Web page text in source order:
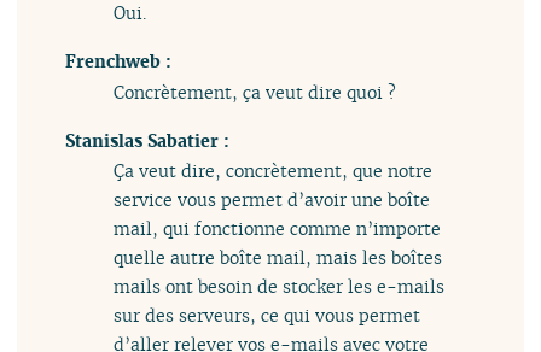
Oui.
Frenchweb :
Concrètement, ça veut dire quoi ?
Stanislas Sabatier :
Ça veut dire, concrètement, que notre
service vous permet d’avoir une boîte
mail, qui fonctionne comme n’importe
quelle autre boîte mail, mais les boîtes
mails ont besoin de stocker les e-mails
sur des serveurs, ce qui vous permet
d’aller relever vos e-mails avec votre